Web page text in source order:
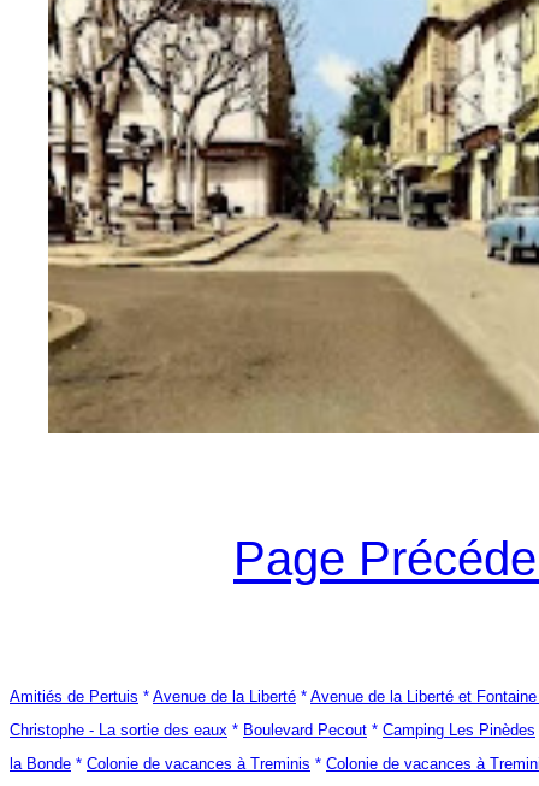
Page
Amitiés de Pertuis * Avenue de la Liberté * Avenue de la Liberté et
Christophe - La sortie des eaux * Boulevard Pecout * Camping Les Pinèdes
la Bonde * Colonie de vacances à Treminis * Colonie de vacances à